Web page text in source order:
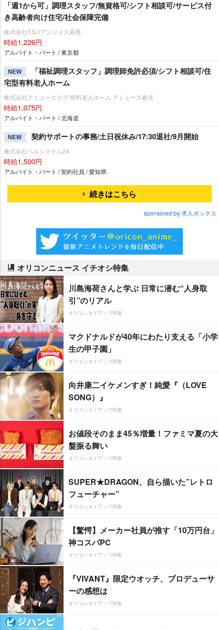
「週1から可」調理スタッフ/無資格可/シフト相談可/サービス付
き高齢者向け住宅/社会保障完備
株式会社T.S.I/アンジェス高尾
時給1,226円
アルバイト・パート / 東京都
NEW
「福祉調理スタッフ」調理師免許必須/シフト相談可/住
宅型有料老人ホーム
株式会社アミューズケア/有料老人ホーム アミューズ春光
時給1,075円
アルバイト・パート / 北海道
NEW 契約サポートの事務/土日祝休み/17:30退社/9月開始
株式会社ベルシステム24
時給1,500円
アルバイト・パート / 契約社員 / 愛知県
続きはこちら
sponsored by 求人ボックス
オリコンニュース イチオシ特集
川島海荷さんと学ぶ 日常に潜む“人身取
引”のリアル
オリコンタイアップ特集
マクドナルドが40年にわたり支える「小学
生の甲子園」
オリコンタイアップ特集
向井康二イケメンすぎ！純愛『（LOVE
SONG）』
オリコンタイアップ特集
お値段そのまま45％増量！ファミマ夏の大
盤振る舞い
オリコンタイアップ特集
SUPER★DRAGON、自ら描いた”レトロ
フューチャー”
オリコンタイアップ特集
【驚愕】メーカー社員が推す「10万円台」
神コスパPC
オリコンタイアップ特集
『VIVANT』限定ウオッチ、プロデューサ
ーの感想は
オリコンタイアップ特集